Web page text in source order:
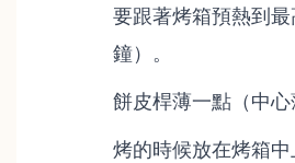
要跟著烤箱預熱到
鐘）。
餅皮桿薄一點（中心
烤的時候放在烤箱中